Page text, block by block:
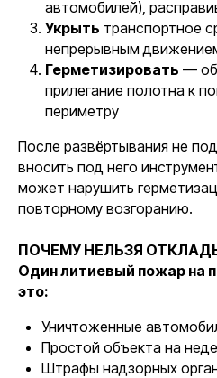
автомобилей),
Укрыть транспортное
непрерывным
Герметизировать —
прилегание полотна к
периметру
После развёртывания не
вносить под него
может нарушить
повторному возгоранию.
ПОЧЕМУ НЕЛЬЗЯ
Один литиевый пожар на
это:
Уничтоженные
Простой объекта на
Штрафы надзорных